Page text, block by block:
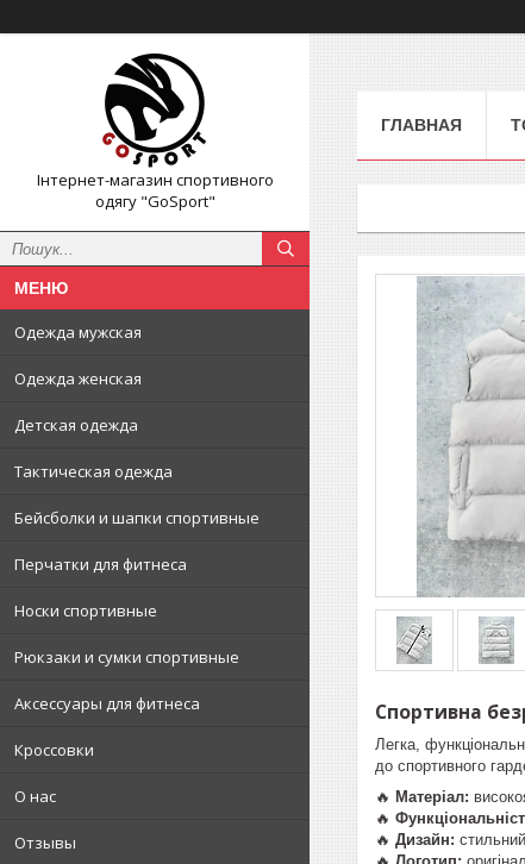
Інтернет-магазин спортивного
одягу "GoSport"
Одежда мужская
Одежда женская
Детская одежда
Тактическая одежда
Бейсболки и шапки спортивные
Перчатки для фитнеса
Носки спортивные
Рюкзаки и сумки спортивные
Аксессуары для фитнеса
Кроссовки
О нас
Отзывы
ГЛАВНАЯ
Спортивна
Легка,
до спортивного
🔥 Матеріал:
🔥
🔥 Дизайн: